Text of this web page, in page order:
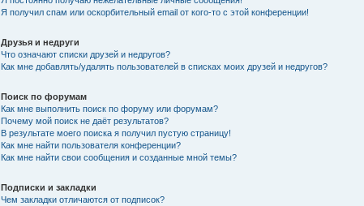
Я получил спам или оскорбительный email от кого-то с этой конференции!
Друзья и недруги
Что означают списки друзей и недругов?
Как мне добавлять/удалять пользователей в списках моих друзей и недругов?
Поиск по форумам
Как мне выполнить поиск по форуму или форумам?
Почему мой поиск не даёт результатов?
В результате моего поиска я получил пустую страницу!
Как мне найти пользователя конференции?
Как мне найти свои сообщения и созданные мной темы?
Подписки и закладки
Чем закладки отличаются от подписок?